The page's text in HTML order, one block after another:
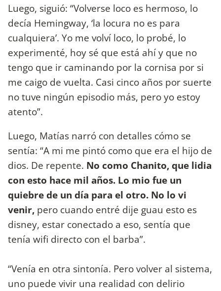
Luego, siguió: “Volverse loco es hermoso, lo
decía Hemingway, ‘la locura no es para
cualquiera’. Yo me volví loco, lo probé, lo
experimenté, hoy sé que está ahí y que no
tengo que ir caminando por la cornisa por si
me caigo de vuelta. Casi cinco años por suerte
no tuve ningún episodio más, pero yo estoy
atento”.
Luego, Matías narró con detalles cómo se
sentía: “A mi me pintó como que era el hijo de
dios. De repente. No como Chanito, que lidia
con esto hace mil años. Lo mio fue un
quiebre de un día para el otro. No lo vi
venir, pero cuando entré dije guau esto es
disney, estar conectado a eso, sentía que
tenía wifi directo con el barba”.
“Venía en otra sintonía. Pero volver al sistema,
uno puede vivir una realidad con delirio